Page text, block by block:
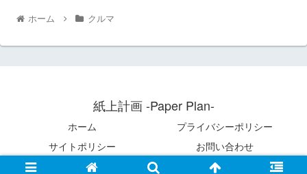
ホーム クルマ
紙上計画 -Paper Plan-
ホーム
プライバシーポリシー
サイトポリシー
お問い合わせ
Copyright © 2021 紙上計画 -Paper Plan- All Rights Reserved.